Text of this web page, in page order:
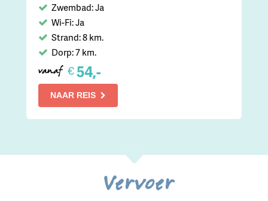
Zwembad: Ja
Wi-Fi: Ja
Strand: 8 km.
Dorp: 7 km.
vanaf €54,-
NAAR REIS
Vervoer